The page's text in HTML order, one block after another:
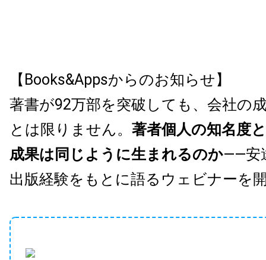
【Books&Appsからのお知らせ】
著書が92万部を突破しても、会社の
とは限りません。 著者個人の知名度
成果は同じように生まれるのか——安
出版経験をもとに語るウェビナーを